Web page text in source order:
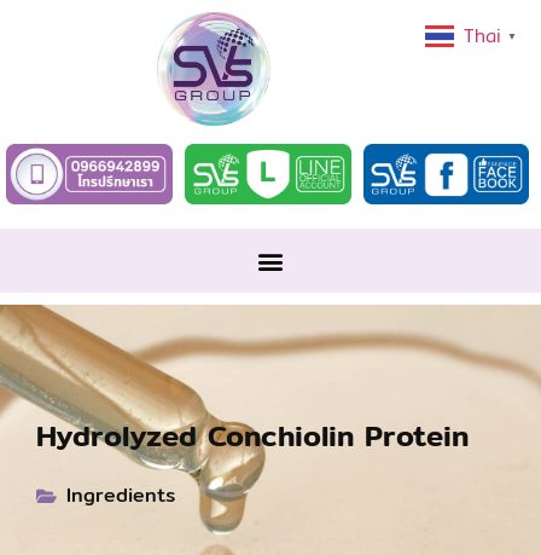
Hydrolyzed Conchiolin Protein
Ingredients
Thai ▼